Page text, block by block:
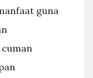
guna